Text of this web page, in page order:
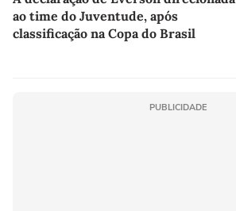
ao time do Juventude, após
classificação na Copa do Brasil
PUBLICIDADE